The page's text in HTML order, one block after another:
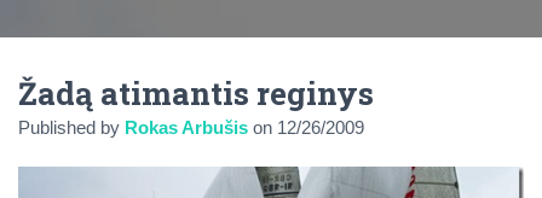
I
Žadą atimantis reginys
Published by Rokas Arbušis on 12/26/2009